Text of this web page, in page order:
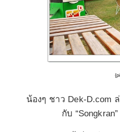
น้องๆ ชาว Dek-D.com
กับ “Songkran”